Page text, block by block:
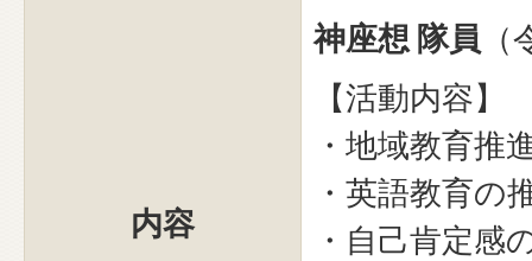
内容
神座想 隊員
【活動内容】
・地域教育推
・英語教育の
・自己肯定感